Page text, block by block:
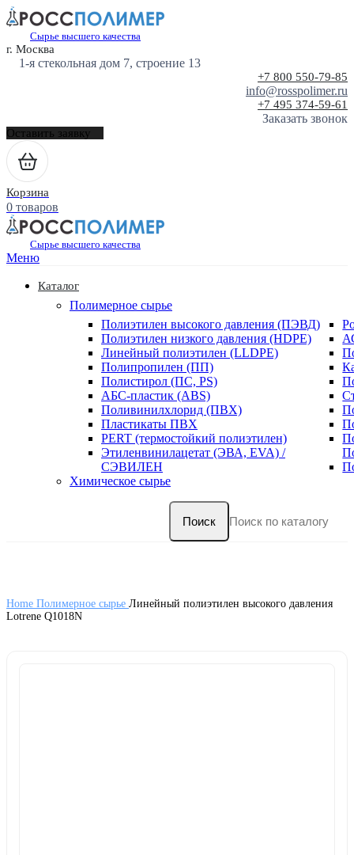
Сырье высшего качества
г. Москва
1-я стекольная дом 7, строение 13
+7 800 550-79-85
info@rosspolimer.ru
+7 495 374-59-61
Заказать звонок
Оставить заявку
Корзина
0 товаров
Сырье высшего качества
Меню
Каталог
Полимерное сырье
Полиэтилен высокого давления (ПЭВД)
Полиэтилен низкого давления (HDPE)
Линейный полиэтилен (LLDPE)
Полипропилен (ПП)
Полистирол (ПС, PS)
АБС-пластик (ABS)
Поливинилхлорид (ПВХ)
Пластикаты ПВХ
PERT (термостойкий полиэтилен)
Этиленвинилацетат (ЭВА, EVA) /
СЭВИЛЕН
Химическое сырье
Поиск
Home Полимерное сырье Линейный полиэтилен высокого давления
Lotrene Q1018N